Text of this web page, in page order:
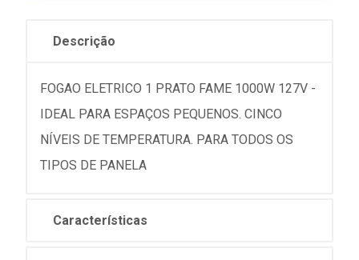
Descrição
FOGAO ELETRICO 1 PRATO FAME 1000W 127V -
IDEAL PARA ESPAÇOS PEQUENOS. CINCO
NÍVEIS DE TEMPERATURA. PARA TODOS OS
TIPOS DE PANELA
Características